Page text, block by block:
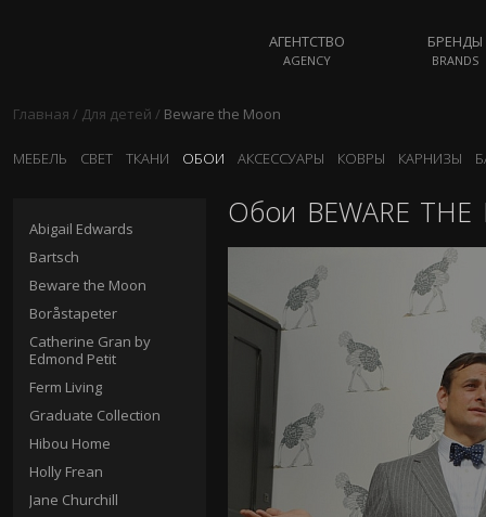
АГЕНТСТВО
AGENCY
БРЕНДЫ
BRANDS
Главная / Для детей / Beware the Moon
МЕБЕЛЬ СВЕТ ТКАНИ ОБОИ АКСЕССУАРЫ КОВРЫ КАРНИЗЫ
Abigail Edwards
Bartsch
Beware the Moon
Boråstapeter
Catherine Gran by
Edmond Petit
Ferm Living
Graduate Collection
Hibou Home
Holly Frean
Jane Churchill
Обои BEWARE